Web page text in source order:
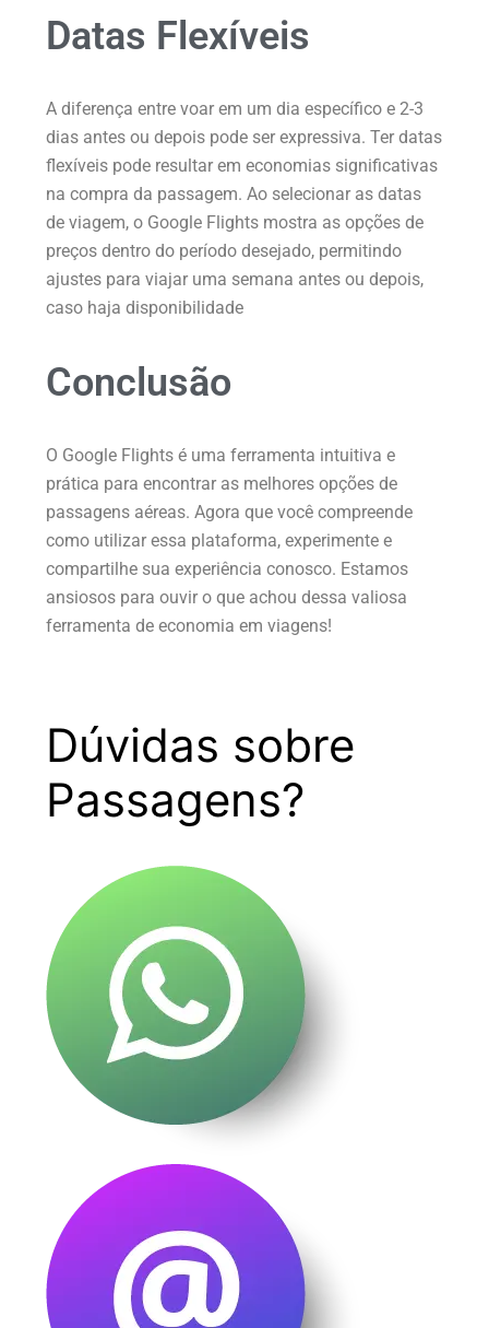
Datas Flexíveis
A diferença entre voar em um dia específico e 2-3
dias antes ou depois pode ser expressiva. Ter datas
flexíveis pode resultar em economias significativas
na compra da passagem. Ao selecionar as datas
de viagem, o Google Flights mostra as opções de
preços dentro do período desejado, permitindo
ajustes para viajar uma semana antes ou depois,
caso haja disponibilidade
Conclusão
O Google Flights é uma ferramenta intuitiva e
prática para encontrar as melhores opções de
passagens aéreas. Agora que você compreende
como utilizar essa plataforma, experimente e
compartilhe sua experiência conosco. Estamos
ansiosos para ouvir o que achou dessa valiosa
ferramenta de economia em viagens!
Dúvidas sobre
Passagens?